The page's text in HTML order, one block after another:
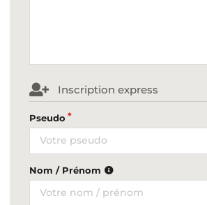
Inscription express
Pseudo
Nom / Prénom